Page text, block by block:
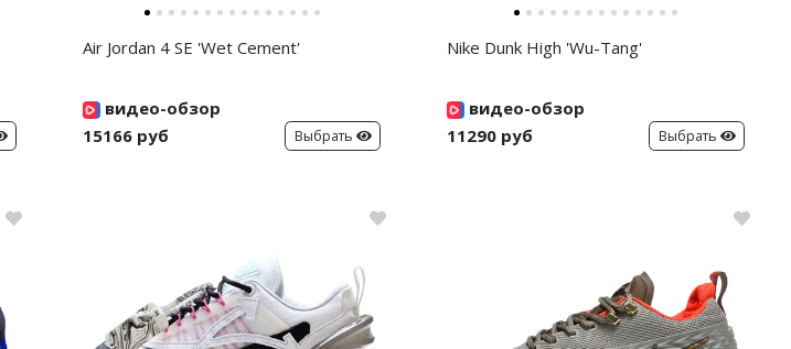
Air Jordan 4 SE 'Wet Cement'
видео-обзор
15166 руб
Выбрать
Nike Dunk High 'Wu-Tang'
видео-обзор
11290 руб
Выбрать